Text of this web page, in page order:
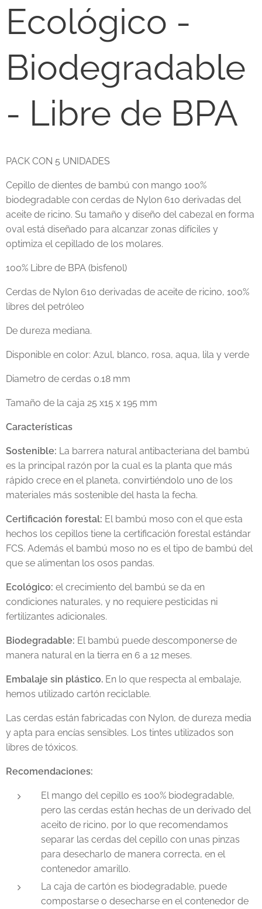
Ecológico -
Biodegradable
- Libre de BPA
PACK CON 5 UNIDADES
Cepillo de dientes de bambú con mango 100%
biodegradable con cerdas de Nylon 610 derivadas del
aceite de ricino. Su tamaño y diseño del cabezal en forma
oval está diseñado para alcanzar zonas difíciles y
optimiza el cepillado de los molares.
100% Libre de BPA (bisfenol)
Cerdas de Nylon 610 derivadas de aceite de ricino, 100%
libres del petróleo
De dureza mediana.
Disponible en color: Azul, blanco, rosa, aqua, lila y verde
Diametro de cerdas 0.18 mm
Tamaño de la caja 25 x15 x 195 mm
Características
Sostenible: La barrera natural antibacteriana del bambú
es la principal razón por la cual es la planta que más
rápido crece en el planeta, convirtiéndolo uno de los
materiales más sostenible del hasta la fecha.
Certificación forestal: El bambú moso con el que esta
hechos los cepillos tiene la certificación forestal estándar
FCS. Además el bambú moso no es el tipo de bambú del
que se alimentan los osos pandas.
Ecológico: el crecimiento del bambú se da en
condiciones naturales, y no requiere pesticidas ni
fertilizantes adicionales.
Biodegradable: El bambú puede descomponerse de
manera natural en la tierra en 6 a 12 meses.
Embalaje sin plástico. En lo que respecta al embalaje,
hemos utilizado cartón reciclable.
Las cerdas están fabricadas con Nylon, de dureza media
y apta para encías sensibles. Los tintes utilizados son
libres de tóxicos.
Recomendaciones:
El mango del cepillo es 100% biodegradable,
pero las cerdas están hechas de un derivado del
aceito de ricino, por lo que recomendamos
separar las cerdas del cepillo con unas pinzas
para desecharlo de manera correcta, en el
contenedor amarillo.
La caja de cartón es biodegradable, puede
compostarse o desecharse en el contenedor de